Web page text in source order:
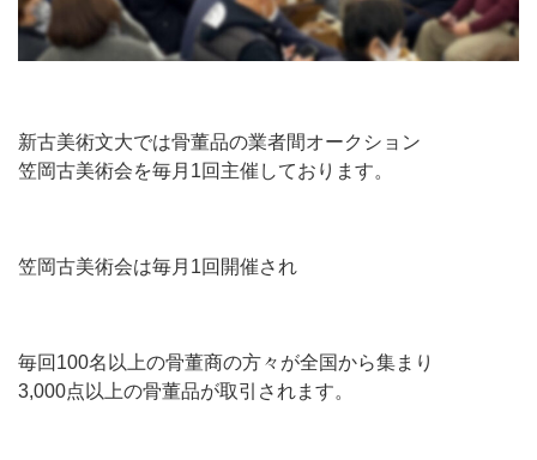
新古美術文大では骨董品の業者間オークション
笠岡古美術会を毎月1回主催しております。
笠岡古美術会は毎月1回開催され
毎回100名以上の骨董商の方々が全国から集まり
3,000点以上の骨董品が取引されます。